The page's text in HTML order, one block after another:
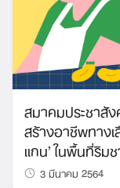
สมาคมประชาสั
สร้างอาชีพทาง
แกน’ ในพื้นที่ริ
3 มีนาคม 2564